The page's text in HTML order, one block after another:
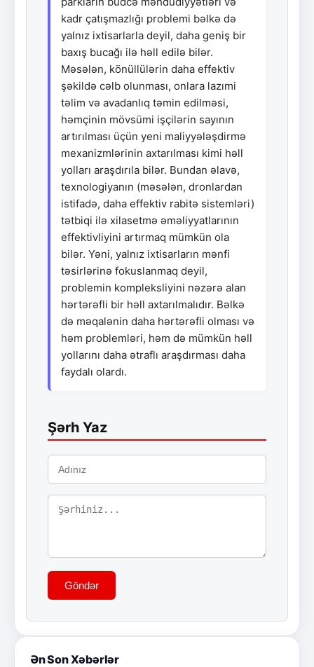
kadr çatışmazlığı problemi bəlkə də
yalnız ixtisarlarla deyil, daha geniş bir
baxış bucağı ilə həll edilə bilər.
Məsələn, könüllülərin daha effektiv
şəkildə cəlb olunması, onlara lazımi
təlim və avadanlıq təmin edilməsi,
həmçinin mövsümi işçilərin sayının
artırılması üçün yeni maliyyələşdirmə
mexanizmlərinin axtarılması kimi həll
yolları araşdırıla bilər. Bundan əlavə,
texnologiyanın (məsələn, dronlardan
istifadə, daha effektiv rabitə sistemləri)
tətbiqi ilə xilasetmə əməliyyatlarının
effektivliyini artırmaq mümkün ola
bilər. Yəni, yalnız ixtisarların mənfi
təsirlərinə fokuslanmaq deyil,
problemin kompleksliyini nəzərə alan
hərtərəfli bir həll axtarılmalıdır. Bəlkə
də məqalənin daha hərtərəfli olması və
həm problemləri, həm də mümkün həll
yollarını daha ətraflı araşdırması daha
faydalı olardı.
Şərh Yaz
Göndər
Ən Son Xəbərlər